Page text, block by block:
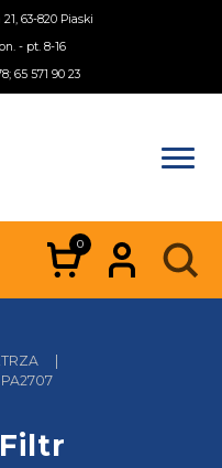
63-820 Piaski
- pt. 8-16
65 571 90 23
0
|
PA2707